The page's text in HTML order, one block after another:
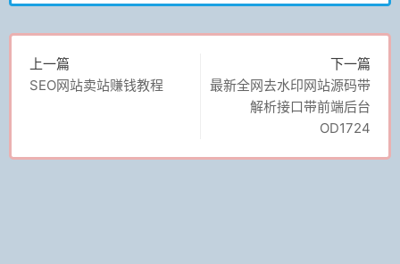
上一篇
SEO网站卖站赚钱教程
下一篇
最新全网去水印网站源码带
解析接口带前端后台
OD1724